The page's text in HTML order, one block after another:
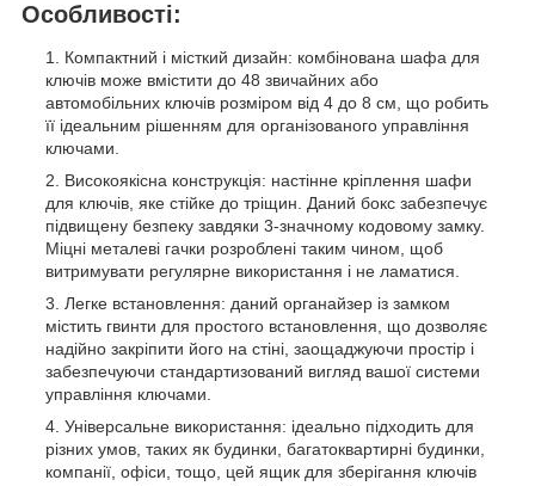
Особливості:
Компактний і місткий дизайн: комбінована шафа для
ключів може вмістити до 48 звичайних або
автомобільних ключів розміром від 4 до 8 см, що робить
її ідеальним рішенням для організованого управління
ключами.
Високоякісна конструкція: настінне кріплення шафи
для ключів, яке стійке до тріщин. Даний бокс забезпечує
підвищену безпеку завдяки 3-значному кодовому замку.
Міцні металеві гачки розроблені таким чином, щоб
витримувати регулярне використання і не ламатися.
Легке встановлення: даний органайзер із замком
містить гвинти для простого встановлення, що дозволяє
надійно закріпити його на стіні, заощаджуючи простір і
забезпечуючи стандартизований вигляд вашої системи
управління ключами.
Універсальне використання: ідеально підходить для
різних умов, таких як будинки, багатоквартирні будинки,
компанії, офіси, тощо, цей ящик для зберігання ключів